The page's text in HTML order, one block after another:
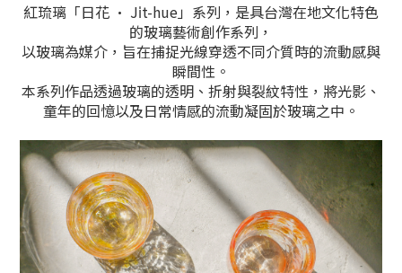
紅琉璃「日花 · Ji̍t-hue」系列，是具台灣在地文化特色
的玻璃藝術創作系列，
以玻璃為媒介，旨在捕捉光線穿透不同介質時的流動感與
瞬間性。
本系列作品透過玻璃的透明、折射與裂紋特性，將光影、
童年的回憶以及日常情感的流動凝固於玻璃之中。